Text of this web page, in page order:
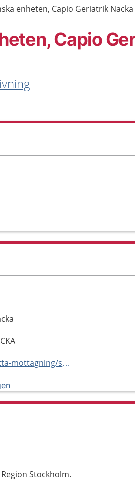
enheten, Capio Geriatrik Nacka
Capio
https://capio.se/hitta-mottagning/specialistvard/geriatrik/nacka/
Stockholm.